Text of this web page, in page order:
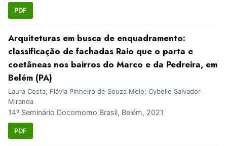
PDF
Arquiteturas em busca de enquadramento:
classificação de fachadas Raio que o parta e
coetâneas nos bairros do Marco e da Pedreira, em
Belém (PA)
Laura Costa; Flávia Pinheiro de Souza Melo; Cybelle Salvador
Miranda
14º Seminário Docomomo Brasil, Belém, 2021
PDF